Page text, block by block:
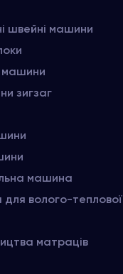
швейні машини
машини
зигзаг
машина
волого-теплової
матраців